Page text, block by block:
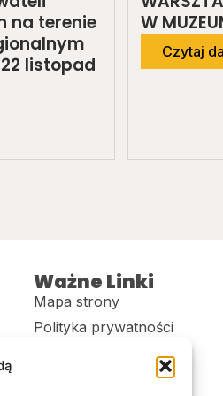
na terenie
listopad
W
Czytaj
Ważne Linki
Mapa strony
Polityka prywatności
Deklaracja dostępności